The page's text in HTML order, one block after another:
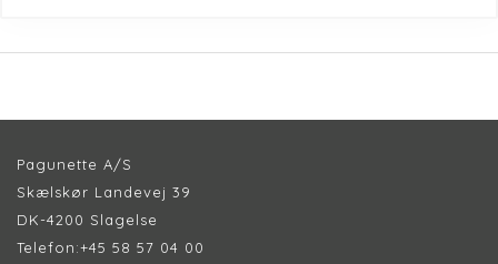
Pagunette A/S
Skælskør Landevej 39
DK-4200 Slagelse
Telefon:+45 58 57 04 00